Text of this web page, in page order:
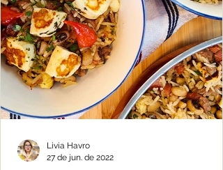
Livia Havro
27 de jun. de 2022